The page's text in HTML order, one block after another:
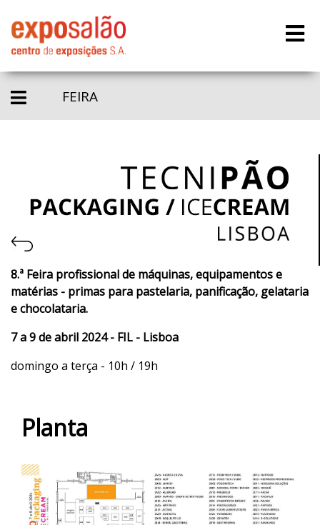
FEIRA
8.ª Feira profissional de máquinas, equipamentos e
matérias - primas para pastelaria, panificação, gelataria
e chocolataria.
7 a 9 de abril 2024 - FIL - Lisboa
domingo a terça - 10h / 19h
Planta